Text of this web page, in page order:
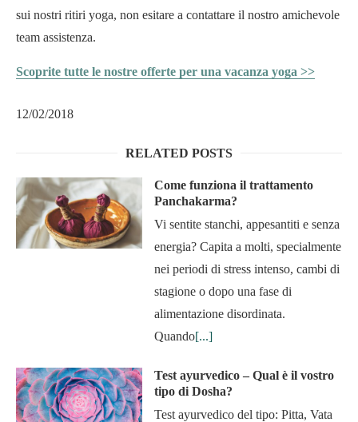
sui nostri ritiri yoga, non esitare a contattare il nostro amichevole
team assistenza.
Scoprite tutte le nostre offerte per una vacanza yoga >>
12/02/2018
RELATED POSTS
Come funziona il trattamento
Panchakarma?
Vi sentite stanchi, appesantiti e senza
energia? Capita a molti, specialmente
nei periodi di stress intenso, cambi di
stagione o dopo una fase di
alimentazione disordinata.
Quando[...]
Test ayurvedico – Qual è il vostro
tipo di Dosha?
Test ayurvedico del tipo: Pitta, Vata